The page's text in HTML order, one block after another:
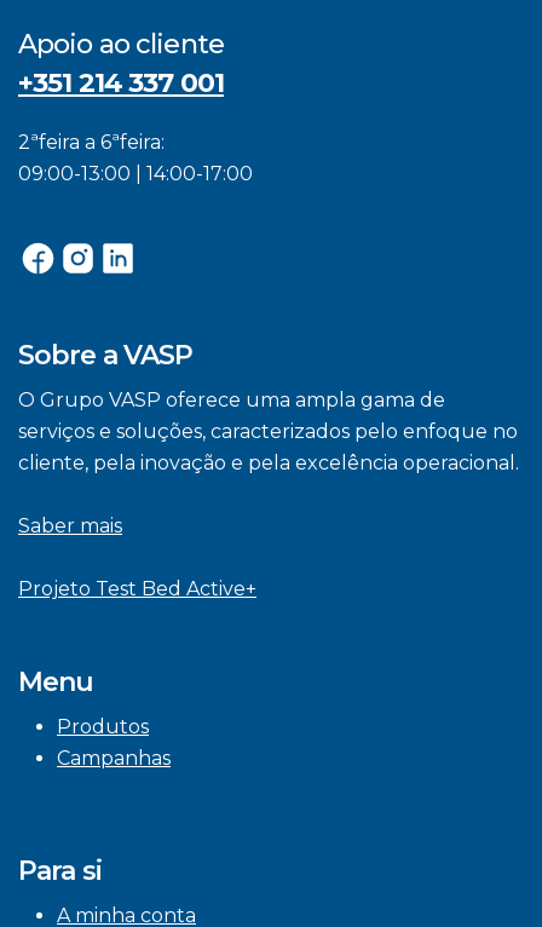
Apoio ao cliente
+351 214 337 001
2ªfeira a 6ªfeira:
09:00-13:00 | 14:00-17:00
Sobre a VASP
O Grupo VASP oferece uma ampla gama de
serviços e soluções, caracterizados pelo enfoque no
cliente, pela inovação e pela excelência operacional.
Saber mais
Projeto Test Bed Active+
Menu
Produtos
Campanhas
Para si
A minha conta